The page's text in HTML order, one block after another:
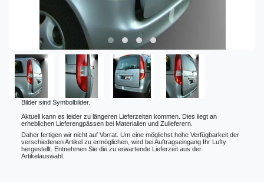
Bilder sind Symbolbilder.
Aktuell kann es leider zu längeren Lieferzeiten kommen. Dies liegt an
erheblichen Lieferengpässen bei Materialien und Zulieferern.
Daher fertigen wir nicht auf Vorrat. Um eine möglichst hohe Verfügbarkeit der
verschiedenen Artikel zu ermöglichen, wird bei Auftragseingang Ihr Lufty
hergestellt. Entnehmen Sie die zu erwartende Lieferzeit aus der
Artikelauswahl.